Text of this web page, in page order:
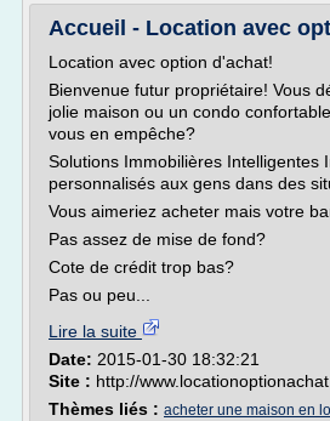
Accueil - Location avec
Location avec option d'achat!
Bienvenue futur propriétaire! Vous
jolie maison ou un condo
vous en empêche?
Solutions Immobilières Intelligentes
personnalisés aux gens dans des
Vous aimeriez acheter mais votre
Pas assez de mise de fond?
Cote de crédit trop bas?
Pas ou peu...
Lire la suite
Date: 2015-01-30 18:32:21
Site : http://
Thèmes liés : acheter une maison en